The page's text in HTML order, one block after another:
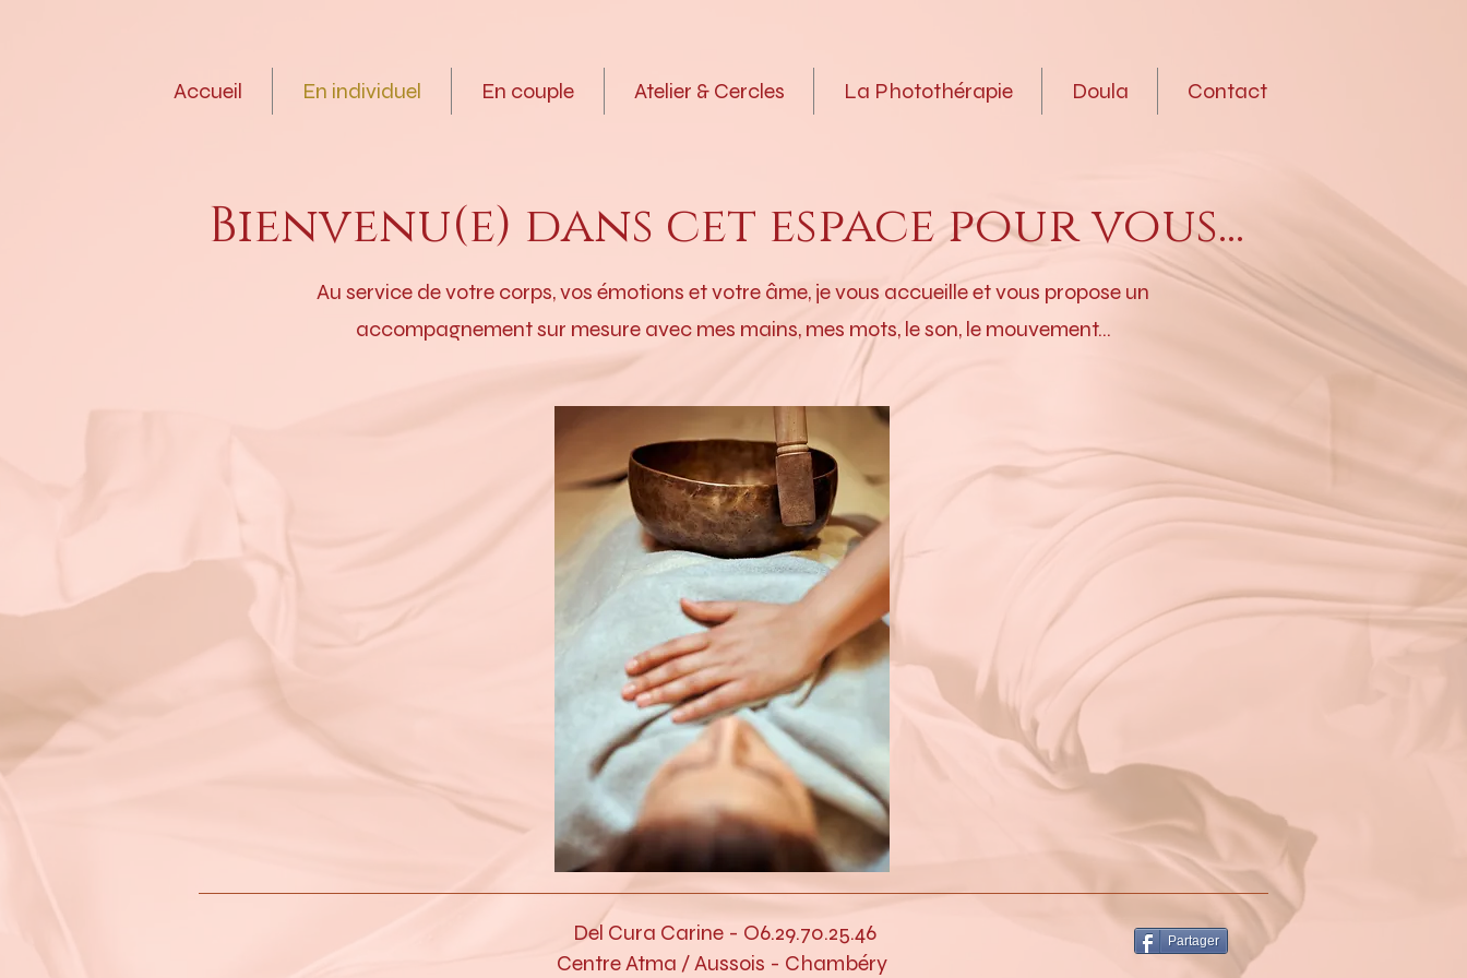
Accueil En individuel En couple Atelier & Cercles La Photothérapie Doula Contact
Bienvenu(e) dans cet espace pour vous...
Au service de votre corps, vos émotions et votre âme, je vous accueille et vous propose un
accompagnement sur mesure avec mes mains, mes mots, le son, le mouvement...
Del Cura Carine - O6.29.70.25.46
Centre Atma /Aussois - Chambéry
Partager